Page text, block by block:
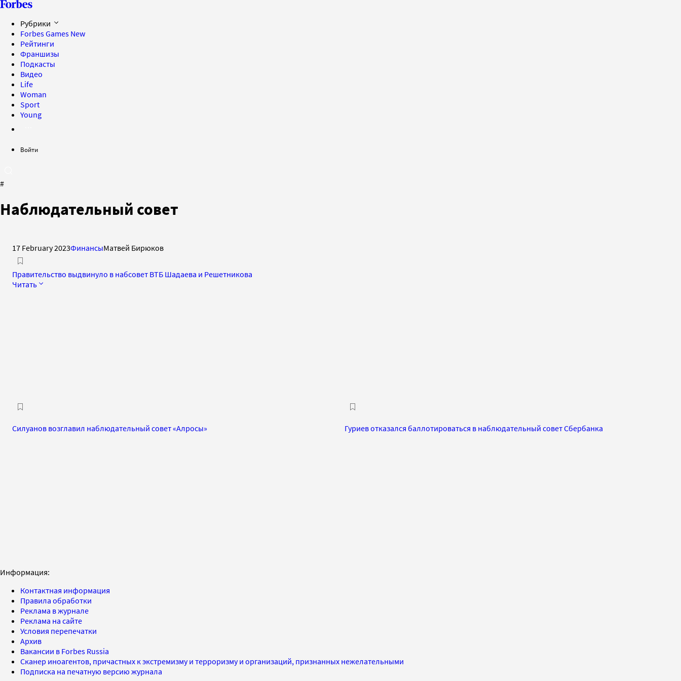
Рубрики
Forbes Games New
Рейтинги
Франшизы
Подкасты
Видео
Life
Woman
Sport
Young
Войти
#
Наблюдательный совет
17 February 2023ФинансыМатвей Бирюков
Правительство выдвинуло в набсовет ВТБ Шадаева и Решетникова
Читать
Силуанов возглавил наблюдательный совет «Алросы» Гуриев отказался баллотироваться в наблюдательный совет Сбербанка
Информация:
Контактная информация
Правила обработки
Реклама в журнале
Реклама на сайте
Условия перепечатки
Архив
Вакансии в Forbes Russia
Сканер иноагентов, причастных к экстремизму и терроризму и организаций, признанных нежелательными
Подписка на печатную версию журнала